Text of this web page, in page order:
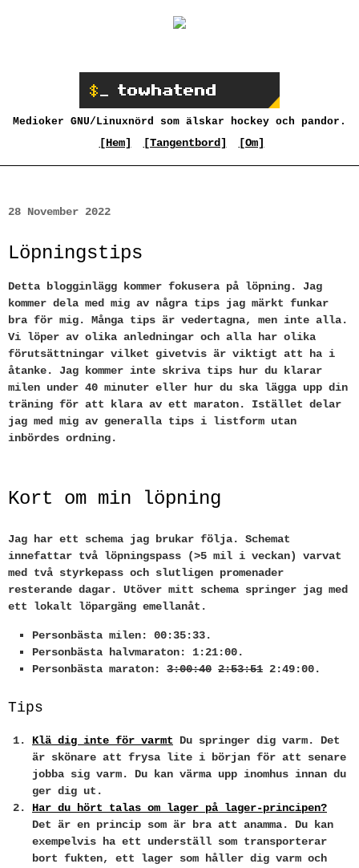
Medioker GNU/Linuxnörd som älskar hockey och pandor.
[Hem] [Tangentbord] [Om]
28 November 2022
Löpningstips
Detta blogginlägg kommer fokusera på löpning. Jag
kommer dela med mig av några tips jag märkt funkar
bra för mig. Många tips är vedertagna, men inte alla.
Vi löper av olika anledningar och alla har olika
förutsättningar vilket givetvis är viktigt att ha i
åtanke. Jag kommer inte skriva tips hur du klarar
milen under 40 minuter eller hur du ska lägga upp din
träning för att klara av ett maraton. Istället delar
jag med mig av generalla tips i listform utan
inbördes ordning.
Kort om min löpning
Jag har ett schema jag brukar följa. Schemat
innefattar två löpningspass (>5 mil i veckan) varvat
med två styrkepass och slutligen promenader
resterande dagar. Utöver mitt schema springer jag med
ett lokalt löpargäng emellanåt.
Personbästa milen: 00:35:33.
Personbästa halvmaraton: 1:21:00.
Personbästa maraton: 3:00:40 2:53:51 2:49:00.
Tips
Klä dig inte för varmt Du springer dig varm. Det
är skönare att frysa lite i början för att senare
jobba sig varm. Du kan värma upp inomhus innan du
ger dig ut.
Har du hört talas om lager på lager-principen?
Det är en princip som är bra att anamma. Du kan
exempelvis ha ett underställ som transporterar
bort fukten, ett lager som håller dig varm och